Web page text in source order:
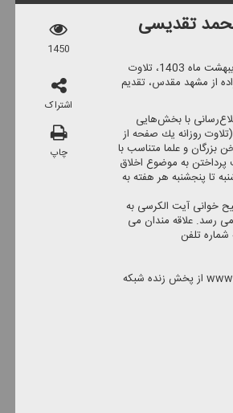
تقدیسی
در بخش پویش آیت الكرسی برنامه صبحگاهی تسنیم چهارشنبه 26 اردیبهشت ماه 1403، تلاوت
از مشهد مقدس، تقدیم
با بخش‌هایی
روزانه یك صفحه از
بزرگان و علما متناسب با
به موضوع اخلاق
تا پنجشنبه هر هفته به
خوانی آیت الكرسی به
شنوندگان می رسد. علاقه مندان می
شماره تلفن
مخاطبان در سرتاسر دنیا می توانند از طریق وب سایت www.radioquran.ir از پخش زنده شبكه
1450
اشتراک
چاپ